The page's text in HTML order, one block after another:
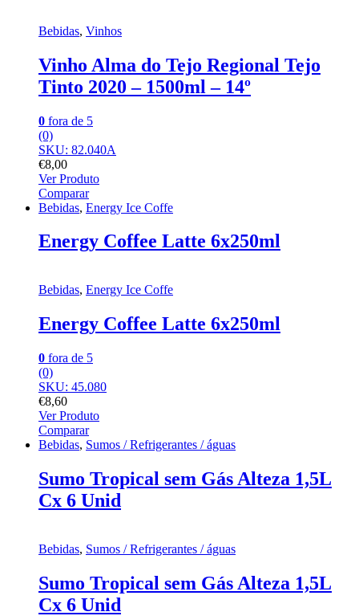
Bebidas, Vinhos
Vinho Alma do Tejo Regional Tejo
Tinto 2020 – 1500ml – 14º
0 fora de 5
(0)
SKU: 82.040A
€8,00
Ver Produto
Comparar
Bebidas, Energy Ice Coffe
Energy Coffee Latte 6x250ml
Bebidas, Energy Ice Coffe
Energy Coffee Latte 6x250ml
0 fora de 5
(0)
SKU: 45.080
€8,60
Ver Produto
Comparar
Bebidas, Sumos / Refrigerantes / águas
Sumo Tropical sem Gás Alteza 1,5L
Cx 6 Unid
Bebidas, Sumos / Refrigerantes / águas
Sumo Tropical sem Gás Alteza 1,5L
Cx 6 Unid